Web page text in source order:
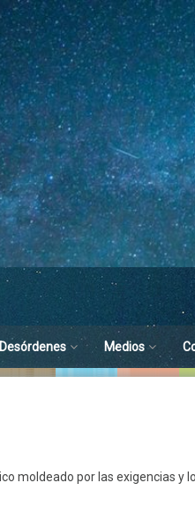
Desórdenes Medios
moldeado por las exigencias y